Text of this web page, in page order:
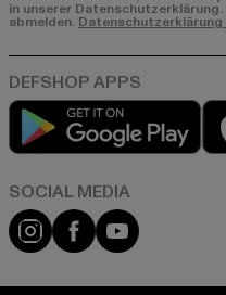
in unserer
abmelden. Datenschutzerklärung
Instagram
FacebookYouTube